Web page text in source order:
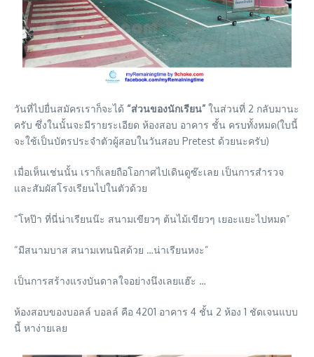
วันที่ไปยื่นสมัครเราก็จะได้ “ส่วนของนักเรียน” ในส่วนที่ 2 กลับมานะ
ครับ ซึ่งในนั้นจะมีรายระเอียด ห้องสอบ อาคาร ชั้น ครบทั้งหมด(ใบนี้
จะใช้เป็นบัตรประจำตัวผู้สอบในวันสอบ Pretest ด้วยนะครับ)
เมื่อเห็นเช่นนั้น เราก็เลยถือโอกาศไปเดินดูซ๊ะเลย เป็นการสำรวจ
และสัมผัสโรงเรียนไปในตัวด้วย
“โหป๊า ที่นี่น่าเรียนน๊ะ สนามเขียวๆ ต้นไม้เขียวๆ เยอะแยะไปหมด”
“มีสนามบาส สนามเทนนิสด้วย …น่าเรียนหงะ”
เป็นการสร้างแรงบันดาลใจอย่างนึงเลยแฮ๊ะ …
ห้องสอบของบอลล์ บอลล์ คือ 4201 อาคาร 4 ชั้น 2 ห้อง 1 ชัดเจนแบบ
นี้ หาง่ายเลย